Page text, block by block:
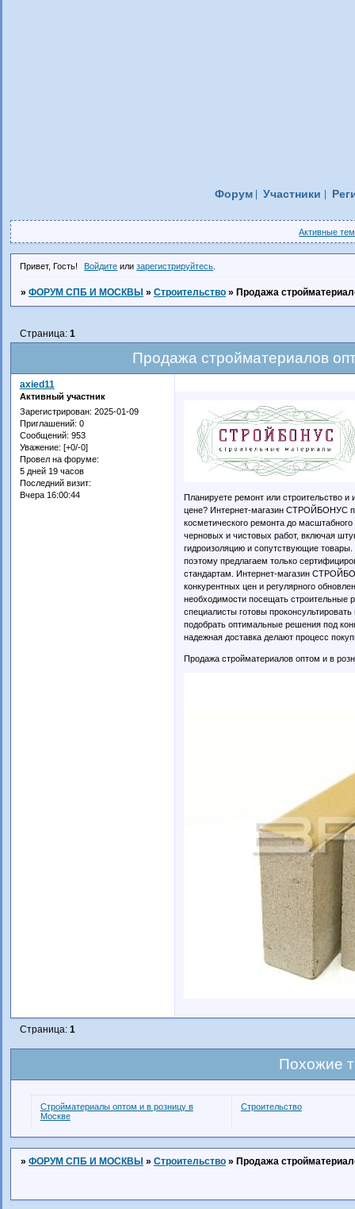
Форум Участники
Активные
Привет, Гость! Войдите илизарегистрируйтесь
» ФОРУМ СПБ И МОСКВЫ » Строительство » Продажа
Продажа стройматериалов
Страница: 1
axied11
Активный участник
Зарегистрирован: 2025-01-09
Приглашений: 0
Сообщений: 953
Уважение: [+0/-0]
Провел на форуме:
5 дней 19 часов
Последний визит:
Вчера 16:00:44
Планируете ремонт или строительство
цене? Интернет-магазин СТРОЙБОНУС
косметического ремонта до
черновых и чистовых работ, включая
гидроизоляцию и сопутствующие
поэтому предлагаем только
стандартам. Интернет-магазин
конкурентных цен и регулярного
необходимости посещать строительные
специалисты готовы
подобрать оптимальные решения под
надежная доставка делают процесс
Продажа стройматериалов оптом и в
Страница: 1
Похожие
Стройматериалы оптом и в розницу в
Москве
Строительство
» ФОРУМ СПБ И МОСКВЫ » Строительство » Продажа